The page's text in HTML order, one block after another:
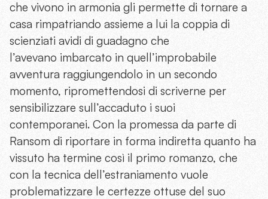
che vivono in armonia gli permette di tornare a
casa rimpatriando assieme a lui la coppia di
scienziati avidi di guadagno che
l’avevano imbarcato in quell’improbabile
avventura raggiungendolo in un secondo
momento, ripromettendosi di scriverne per
sensibilizzare sull’accaduto i suoi
contemporanei. Con la promessa da parte di
Ransom di riportare in forma indiretta quanto ha
vissuto ha termine così il primo romanzo, che
con la tecnica dell’estraniamento vuole
problematizzare le certezze ottuse del suo